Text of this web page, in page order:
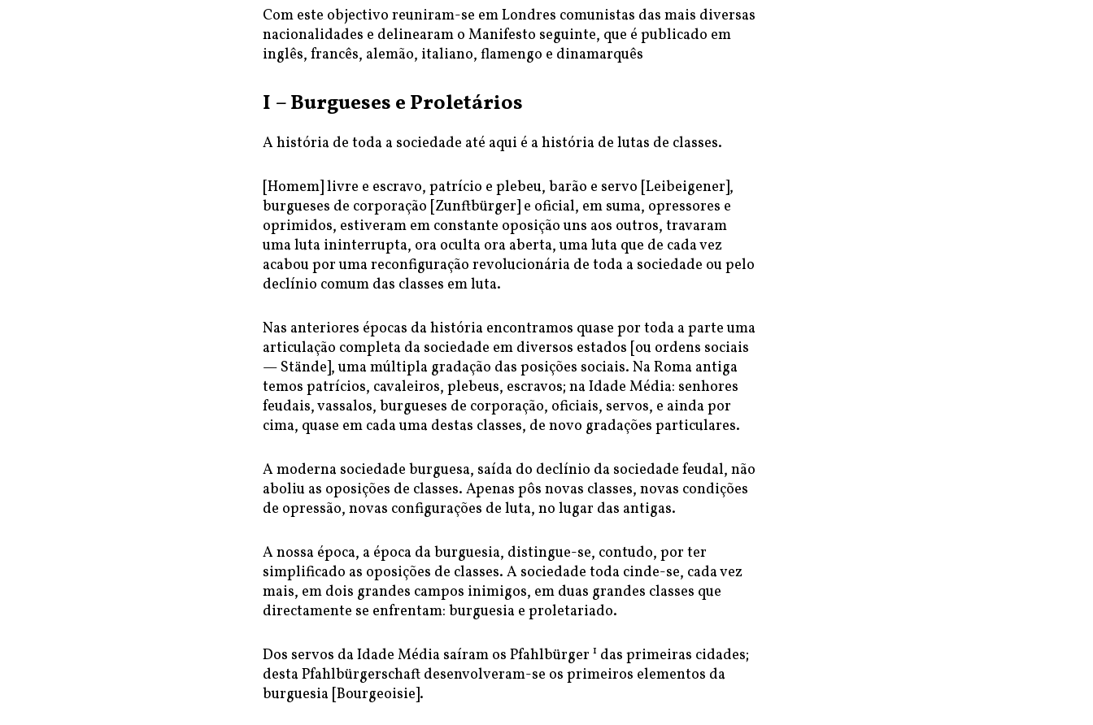
Com este objectivo reuniram-se em Londres comunistas das mais diversas
nacionalidades e delinearam o Manifesto seguinte, que é publicado em
inglês, francês, alemão, italiano, flamengo e dinamarquês
I – Burgueses e Proletários
A história de toda a sociedade até aqui é a história de lutas de classes.
[Homem] livre e escravo, patrício e plebeu, barão e servo [Leibeigener],
burgueses de corporação [Zunftbürger] e oficial, em suma, opressores e
oprimidos, estiveram em constante oposição uns aos outros, travaram
uma luta ininterrupta, ora oculta ora aberta, uma luta que de cada vez
acabou por uma reconfiguração revolucionária de toda a sociedade ou pelo
declínio comum das classes em luta.
Nas anteriores épocas da história encontramos quase por toda a parte uma
articulação completa da sociedade em diversos estados [ou ordens sociais
— Stände], uma múltipla gradação das posições sociais. Na Roma antiga
temos patrícios, cavaleiros, plebeus, escravos; na Idade Média: senhores
feudais, vassalos, burgueses de corporação, oficiais, servos, e ainda por
cima, quase em cada uma destas classes, de novo gradações particulares.
A moderna sociedade burguesa, saída do declínio da sociedade feudal, não
aboliu as oposições de classes. Apenas pôs novas classes, novas condições
de opressão, novas configurações de luta, no lugar das antigas.
A nossa época, a época da burguesia, distingue-se, contudo, por ter
simplificado as oposições de classes. A sociedade toda cinde-se, cada vez
mais, em dois grandes campos inimigos, em duas grandes classes que
directamente se enfrentam: burguesia e proletariado.
Dos servos da Idade Média saíram os Pfahlbürger 1 das primeiras cidades;
desta Pfahlbürgerschaft desenvolveram-se os primeiros elementos da
burguesia [Bourgeoisie].